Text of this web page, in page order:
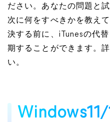
ださい。あなたの問題と
次に何をすべきかを教え
決する前に、iTunesの代
期することができます。
い。